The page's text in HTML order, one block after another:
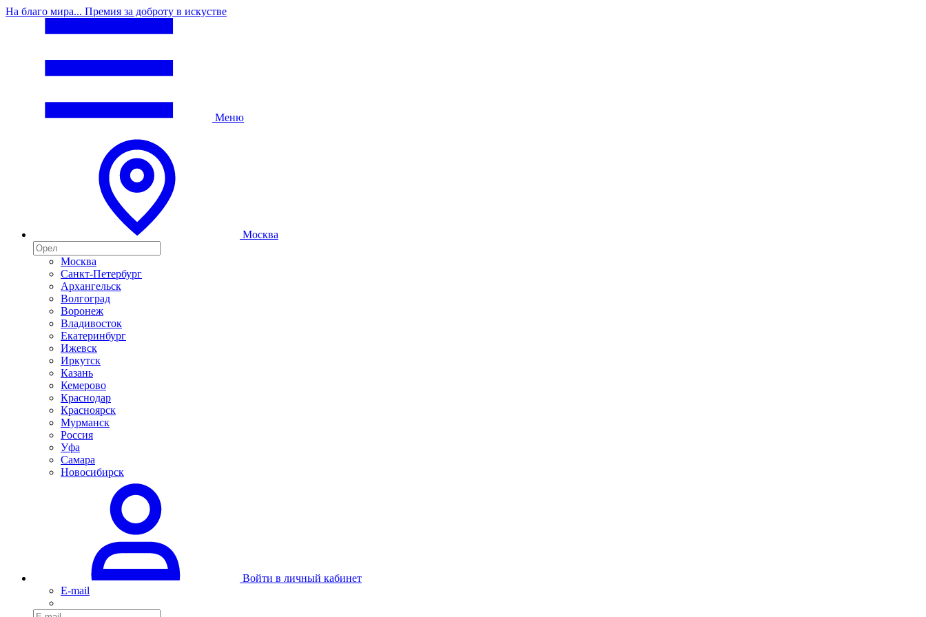
На благо мира... Премия за доброту в искустве
Меню
Москва
Москва
Санкт-Петербург
Архангельск
Волгоград
Воронеж
Владивосток
Екатеринбург
Ижевск
Иркутск
Казань
Кемерово
Краснодар
Красноярск
Мурманск
Россия
Уфа
Самара
Новосибирск
Войти в личный кабинет
E-mail